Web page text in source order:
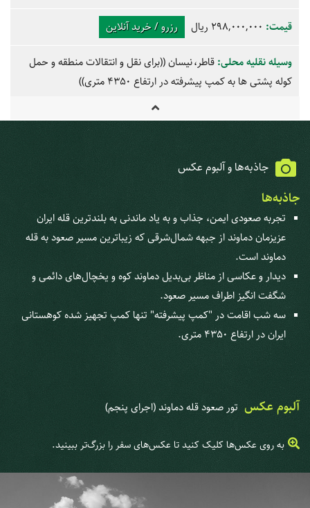
قیمت: 298,000,000 ریال رزرو / خرید آنلاین
وسیله نقلیه محلی: قاطر نیسان((برای نقل و انتقالات منطقه و حمل
کوله پشتی ها به کمپ پیشرفته در ارتفاع 4350 متری))
جاذبه‌ها و آلبوم عکس
جاذبه‌ها
تجربه صعودی ایمن، جذاب و به یاد ماندنی به بلندترین قله ایران
عزیزمان دماوند از جبهه شمال‌شرقی که زیباترین مسیر صعود به قله
دماوند است.
دیدار و عکاسی از مناظر بی‌بدیل دماوند کوه و یخچال‌های دائمی و
شگفت انگیز اطراف مسیر صعود.
سه شب اقامت در "کمپ پیشرفته" تنها کمپ تجهیز شده کوهستانی
ایران در ارتفاع 4350 متری.
آلبوم عکس تور صعود قله دماوند (اجرای پنجم)
به روی عکس‌ها کلیک کنید تا عکس‌های سفر را بزرگ‌تر ببینید.